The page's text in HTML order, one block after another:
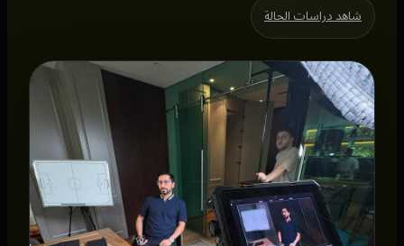
شاهد دراسات الحالة